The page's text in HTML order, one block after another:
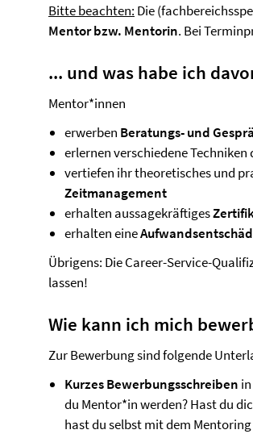
Bitte beachten: Die
Mentor bzw. Mentorin. Bei
... und was habe ich
Mentor*innen
erwerben Beratungs- und
erlernen verschiedene Techniken
vertiefen ihr theoretisches und
Zeitmanagement
erhalten aussagekräftiges
erhalten eine
Übrigens: Die Career-Service-
lassen!
Wie kann ich mich
Zur Bewerbung sind folgende
Kurzes Bewerbungsschreiben
du Mentor*in werden? Hast du
hast du selbst mit dem